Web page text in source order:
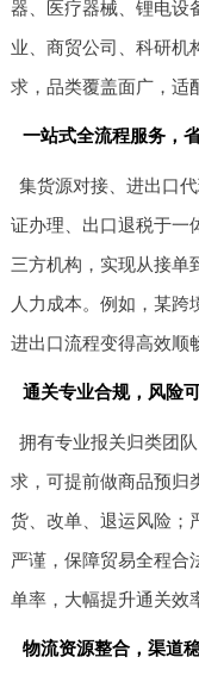
器、医疗器械、锂电设
业、商贸公司、科研机
求，品类覆盖面广，适
一站式全流程服务，
集货源对接、进出口
证办理、出口退税于一
三方机构，实现从接单
人力成本。例如，某跨
进出口流程变得高效顺
通关专业合规，风险
拥有专业报关归类团
求，可提前做商品预归
货、改单、退运风险；
严谨，保障贸易全程合
单率，大幅提升通关效
物流资源整合，渠道